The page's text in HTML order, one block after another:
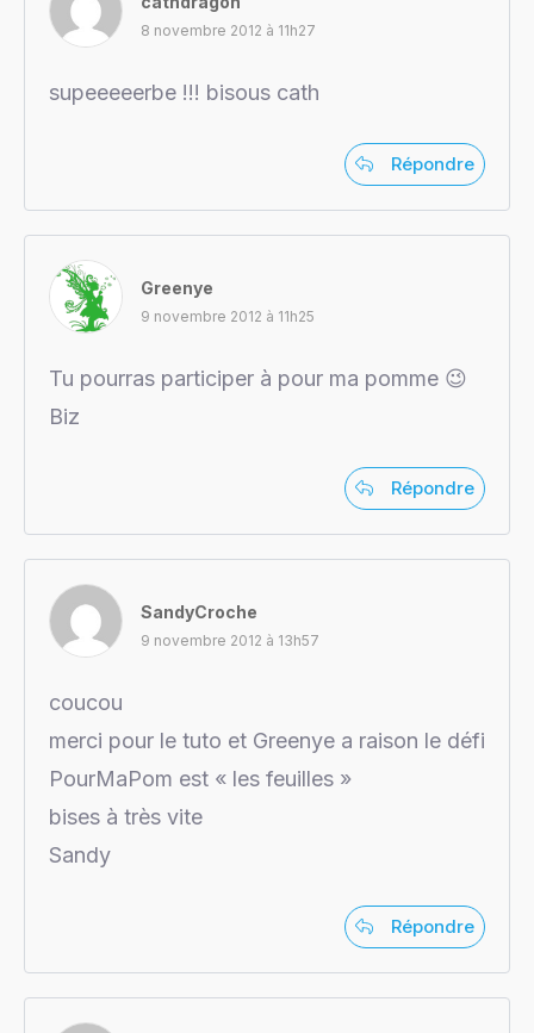
8 novembre 2012 à 11h27
supeeeeerbe !!! bisous cath
Répondre
Greenye
9 novembre 2012 à 11h25
Tu pourras participer à pour ma pomme 😉
Biz
Répondre
SandyCroche
9 novembre 2012 à 13h57
coucou
merci pour le tuto et Greenye a raison le défi
PourMaPom est « les feuilles »
bises à très vite
Sandy
Répondre